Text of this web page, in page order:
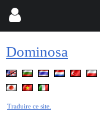
Dominosa
Traduire ce site.